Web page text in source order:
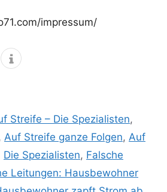
impressum/
Streife – Die Spezialisten,
Auf Streife ganze Folgen, Auf
Die Spezialisten, Falsche
Leitungen: Hausbewohner